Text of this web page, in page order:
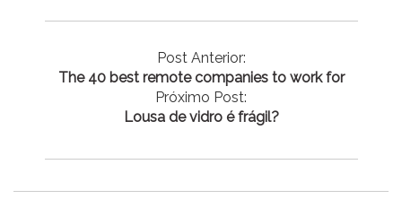
Post Anterior:
The 40 best remote companies to work for
Próximo Post:
Lousa de vidro é frágil?